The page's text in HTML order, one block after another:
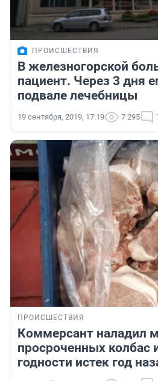
ПРОИСШЕСТВИЯ
В железногорской
пациент. Через 3 дня
подвале лечебницы
19 сентября, 2019, 17:19 7 295
ПРОИСШЕСТВИЯ
Коммерсант наладил
просроченных колбас
годности истек год